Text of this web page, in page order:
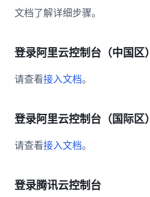
文档了解详细步骤。
登录阿里云控制台（中国区）
请查看接入文档。
登录阿里云控制台（国际区）
请查看接入文档。
登录腾讯云控制台